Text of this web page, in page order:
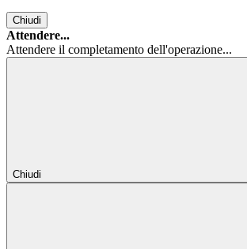
Chiudi
Attendere...
Attendere il completamento dell'operazione...
Chiudi